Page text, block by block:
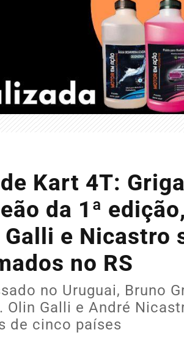
Kart 4T:
da 1ª
e Nicastro
no RS
no Uruguai, Bruno
Olin Galli e André
de cinco países